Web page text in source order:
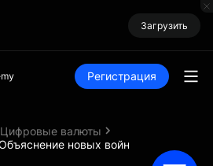
Загрузить
Регистрация
Цифровые валюты
новых войн